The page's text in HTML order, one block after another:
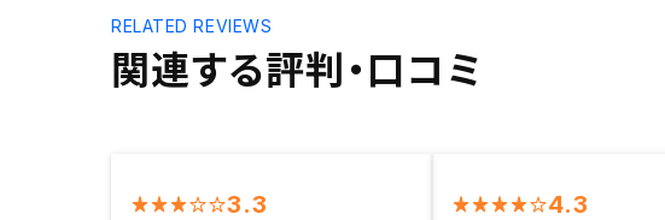
関連する評判・口コミ
RELATED REVIEWS
3.3 4.3